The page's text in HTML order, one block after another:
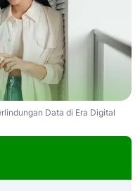
Data di Era Digital